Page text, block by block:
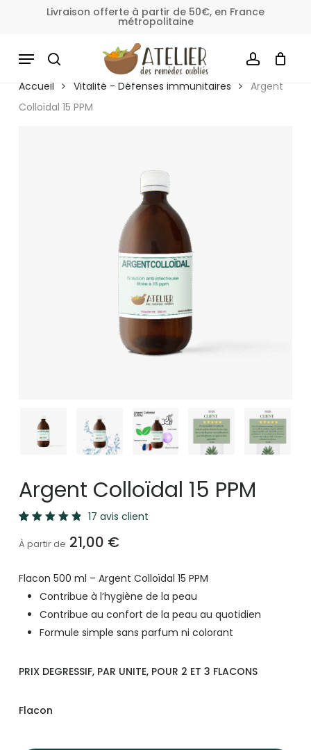
content
Livraison offerte à partir de 50€, en France
métropolitaine
SEARCH ACCOUNT
MENU panier
Accueil Vitalité - Défenses immunitaires
Argent
Colloïdal 15 PPM
Argent Colloïdal 15 PPM
4.94
sur 5
notations
17 avis client
À partir de 21,00 €
Flacon 500 ml – Argent Colloïdal 15 PPM
Contribue à l’hygiène de la peau
Contribue au confort de la peau au quotidien
Formule simple sans parfum ni colorant
PRIX DEGRESSIF, PAR UNITE, POUR 2 ET 3 FLACONS
Flacon